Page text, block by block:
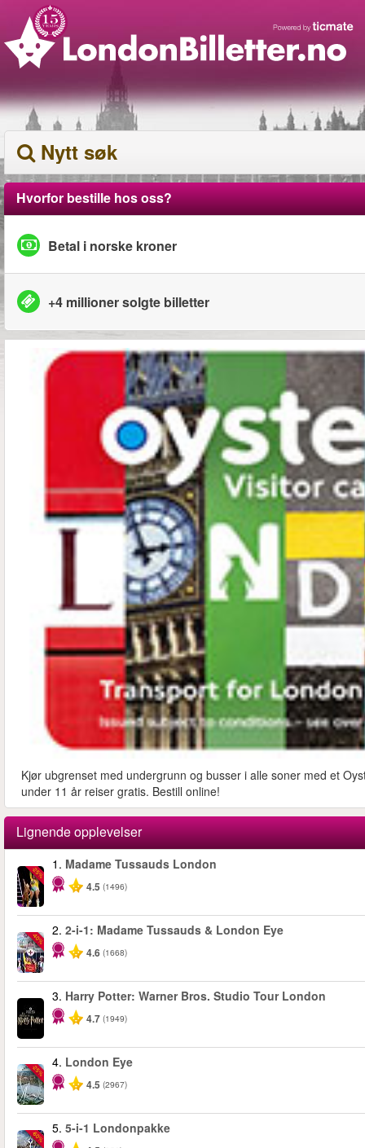
Nytt søk
Hvorfor bestille hos oss?
Betal i norske kroner
+4 millioner solgte billetter
Kjør ubgrenset med undergrunn og busser i alle soner med et
under 11 år reiser gratis. Bestill online!
Lignende opplevelser
-25%
1. Madame Tussauds London
4.5 (1496)
-40%
2. 2-i-1: Madame Tussauds & London Eye
4.6 (1668)
3. Harry Potter: Warner Bros. Studio Tour London
4.7 (1949)
-25%
4. London Eye
4.5 (2967)
-60%
5. 5-i-1 Londonpakke